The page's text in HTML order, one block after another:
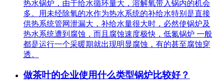
热水锅炉，由于给水循环量大，溶解氧带入锅内的机会
多。用未经除氧的水作为热水系统的补给水特别是直接
供热系统管网泄漏大，补给水量很大时，必然使锅炉及
热水系统遭到腐蚀，而且腐蚀速度极快，低氮锅炉 一般
都是运行一个采暖期就出现明显腐蚀，有的甚至腐蚀穿
透。
做茶叶的企业使用什么类型锅炉比较好？